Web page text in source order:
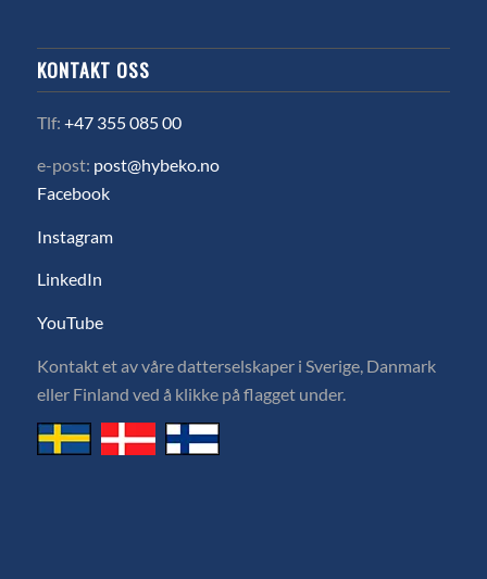
KONTAKT OSS
Tlf: +47 355 085 00
e-post: post@hybeko.no
Facebook
Instagram
LinkedIn
YouTube
Kontakt et av våre datterselskaper i Sverige, Danmark
eller Finland ved å klikke på flagget under.